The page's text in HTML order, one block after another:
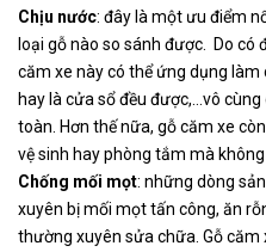
Chịu nước: đây là một ưu điểm
loại gỗ nào so sánh được. Do có
căm xe này có thể ứng dụng
hay là cửa sổ đều được,…vô
toàn. Hơn thế nữa, gỗ căm xe
vệ sinh hay phòng tắm mà
Chống mối mọt: những dòng
xuyên bị mối mọt tấn công, ăn
thường xuyên sửa chữa. Gỗ